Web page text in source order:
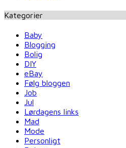
Kategorier
Baby
Blogging
Bolig
DIY
eBay
Følg bloggen
Job
Jul
Lørdagens links
Mad
Mode
Personligt